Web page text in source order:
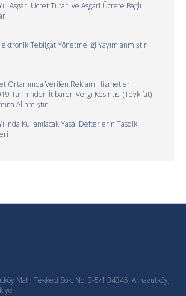
Asgari Ücret Tutarı ve Asgari Ücrete Bağlı
Tebligat Yönetmeliği Yayımlanmıştır
Ortamında Verilen Reklam Hizmetleri
Tarihinden İtibaren Vergi Kesintisi (Tevkifat)
Alınmıştır
Kullanılacak Yasal Defterlerin Tasdik
Mah. Tekkeci Sok. No: 3-5/1 34345, Arnavutköy,